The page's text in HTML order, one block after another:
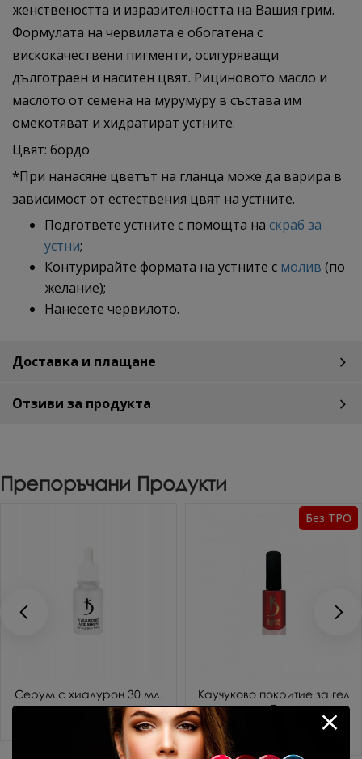
женствеността и изразителността на Вашия грим.
Формулата на червилата е обогатена с
вискокачествени пигменти, осигуряващи
дълготраен и наситен цвят. Рициновото масло и
маслото от семена на мурумуру в състава им
омекотяват и хидратират устните.
Цвят: бордо
*При нанасяне цветът на гланца може да варира в
зависимост от естествения цвят на устните.
Подгответе устните с помощта на скраб за
устни;
Контурирайте формата на устните с молив (по
желание);
Нанесете червилото.
Доставка и плащане
Отзиви за продукта
Препоръчани Продукти
Серум с хиалурон 30 мл.
14.83 € (29.00 лв.)
Без TPO
Каучуково покритие за гел
лак 7 мл.
10.69 € (20.91 лв.)